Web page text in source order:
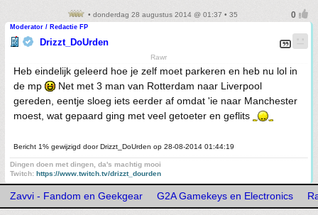
• donderdag 28 augustus 2014 @ 01:37 • 35
Moderator / Redactie FP
Drizzt_DoUrden
Rawr
Heb eindelijk geleerd hoe je zelf moet parkeren en heb nu lol in
de mp
Net met 3 man van Rotterdam naar Liverpool
gereden, eentje sloeg iets eerder af omdat 'ie naar Manchester
moest, wat gepaard ging met veel getoeter en geflits
Bericht 1% gewijzigd door Drizzt_DoUrden op 28-08-2014 01:44:19
Dingen doen met dingen, da's machtig mooi
Twitch: https://www.twitch.tv/drizzt_dourden
Zavvi - Fandom en Geekgear G2A Gamekeys en Electronics